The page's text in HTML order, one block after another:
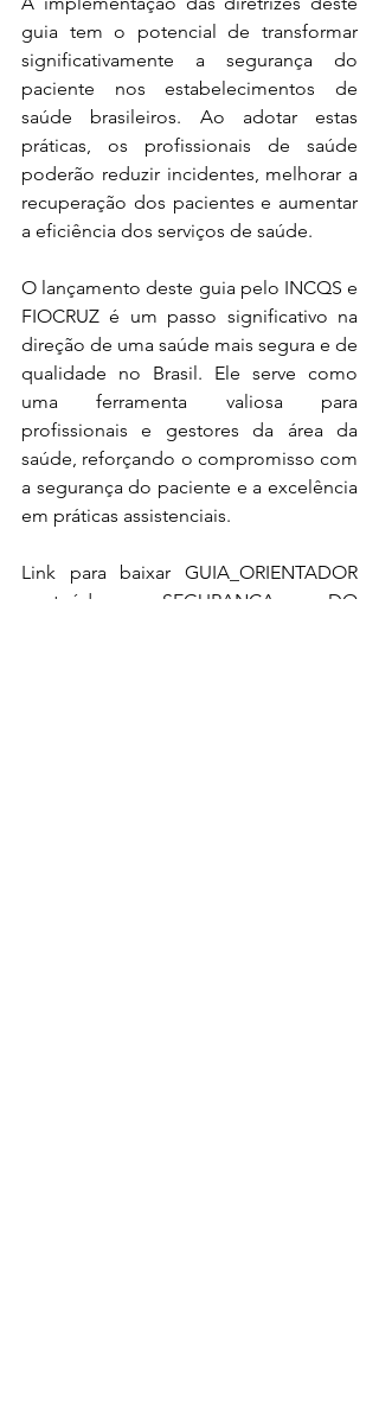
guia tem o potencial de transformar
significativamente a segurança do
paciente nos estabelecimentos de
saúde brasileiros. Ao adotar estas
práticas, os profissionais de saúde
poderão reduzir incidentes, melhorar a
recuperação dos pacientes e aumentar
a eficiência dos serviços de saúde.
O lançamento deste guia pelo INCQS e
FIOCRUZ é um passo significativo na
direção de uma saúde mais segura e de
qualidade no Brasil. Ele serve como
uma ferramenta valiosa para
profissionais e gestores da área da
saúde, reforçando o compromisso com
a segurança do paciente e a excelência
em práticas assistenciais.
Link para baixar GUIA_ORIENTADOR
conteúdo: SEGURANÇA DO